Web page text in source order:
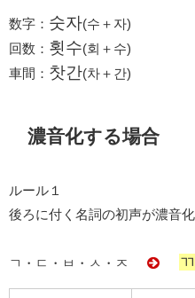
数字： 숫자(수＋자)
回数： 횟수(회＋수)
車間： 찻간(차＋간)
濃音化する場合
ルール１
後ろに付く名詞の初声が濃音化
ㄱ・ㄷ・ㅂ・ㅅ・ㅈ